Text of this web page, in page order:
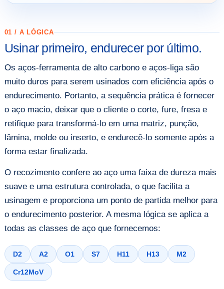
01 / A LÓGICA
Usinar primeiro, endurecer por último.
Os aços-ferramenta de alto carbono e aços-liga são
muito duros para serem usinados com eficiência após o
endurecimento. Portanto, a sequência prática é fornecer
o aço macio, deixar que o cliente o corte, fure, fresa e
retifique para transformá-lo em uma matriz, punção,
lâmina, molde ou inserto, e endurecê-lo somente após a
forma estar finalizada.
O recozimento confere ao aço uma faixa de dureza mais
suave e uma estrutura controlada, o que facilita a
usinagem e proporciona um ponto de partida melhor para
o endurecimento posterior. A mesma lógica se aplica a
todas as classes de aço que fornecemos:
D2 A2 O1 S7 H11 H13 M2
Cr12MoV